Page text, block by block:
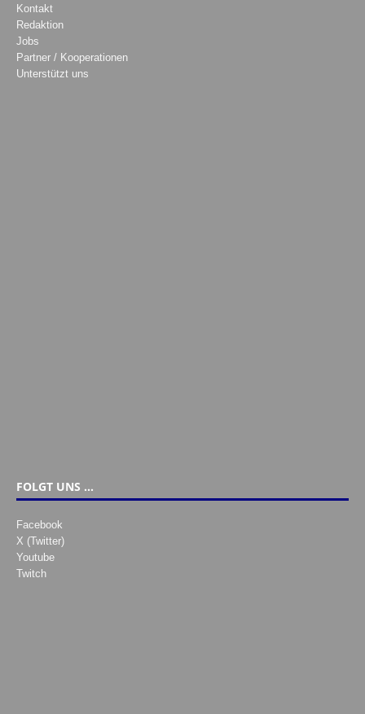
Kontakt
Redaktion
Jobs
Partner / Kooperationen
Unterstützt uns
FOLGT UNS …
Facebook
X (Twitter)
Youtube
Twitch